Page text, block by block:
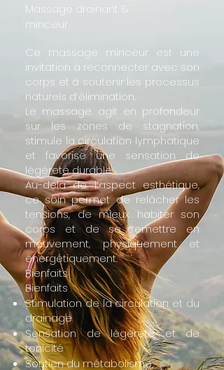
Massage drainant &
minceur
Ce massage minceur est une
invitation à reconnecter avec son
corps et à soutenir les processus
naturels d’élimination.
Le massage agit en profondeur
sur les zones de stagnation,
stimule la circulation lymphatique
et favorise une sensation de
légèreté durable.
Au-delà de l’aspect esthétique,
ce soin permet de relâcher les
tensions, de mieux habiter son
corps et de se remettre en
mouvement, physiquement et
énergétiquement.
Bienfaits
Bienfaits
Stimulation de la circulation et du
drainage
Sensation de légèreté et de
tonicité
Soutien du métabolisme